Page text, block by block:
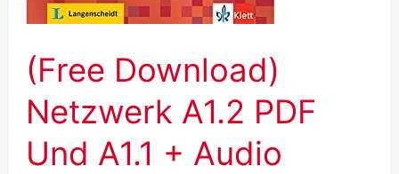
(Free Download)
Netzwerk A1.2 PDF
Und A1.1 + Audio